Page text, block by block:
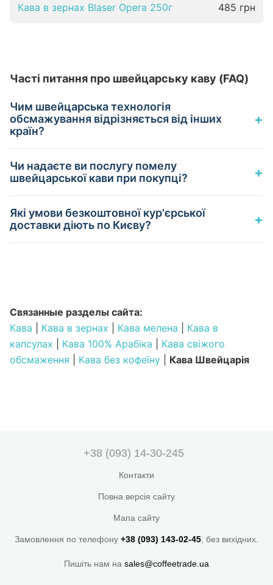
Кава в зернах Blaser Opera 250г 485 грн
Часті питання про швейцарську каву (FAQ)
Чим швейцарська технологія
обсмажування відрізняється від інших
країн?
+
Чи надаєте ви послугу помелу
швейцарської кави при покупці?
+
Які умови безкоштовної кур'єрської
доставки діють по Києву?
+
Связанные разделы сайта:
Кава
Кава в зернах Кава мелена
Кава в
капсулах
Кава 100% Арабіка
Кава свіжого
обсмаження
Кава без кофеїну Кава Швейцарія
+38 (093) 14-30-245
Контакти
Повна версія сайту
Мапа сайту
Замовлення по телефону +38 (093) 143-02-45, без вихідних.
Пишіть нам на sales@coffeetrade.ua